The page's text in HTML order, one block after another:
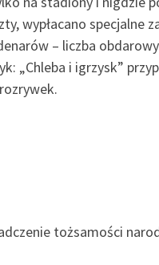
wypłacano specjalne
– liczba
„Chleba i igrzysk”
tożsamości